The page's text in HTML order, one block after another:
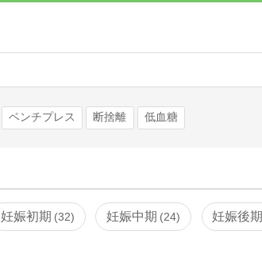
ベンチプレス 断捨離 低血糖
妊娠初期 32 妊娠中期 24 妊娠後期